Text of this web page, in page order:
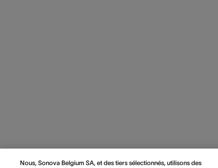
Nous, Sonova Belgium SA, et des tiers sélectionnés, utilisons des